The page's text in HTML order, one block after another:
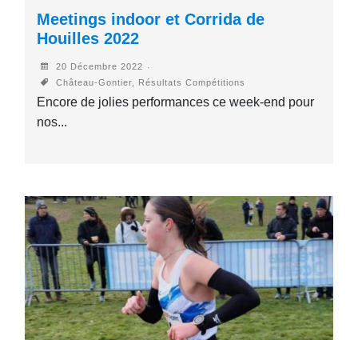
Meetings indoor et Corrida de
Houilles 2022
20 Décembre 2022
Château-Gontier, Résultats Compétitions
Encore de jolies performances ce week-end pour
nos...